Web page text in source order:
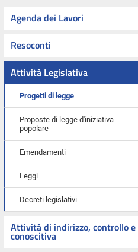
Agenda dei Lavori
Resoconti
Attività Legislativa
Progetti di legge
Proposte di legge d'iniziativa
popolare
Emendamenti
Leggi
Decreti legislativi
Attività di indirizzo, controllo e
conoscitiva